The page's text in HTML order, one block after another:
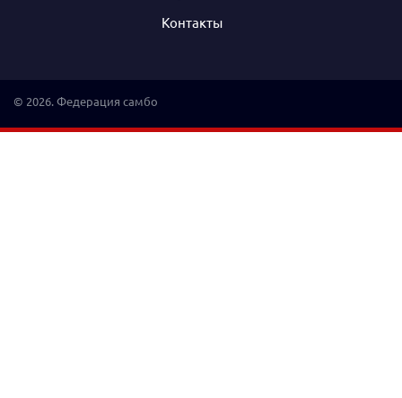
Контакты
© 2026. Федерация самбо